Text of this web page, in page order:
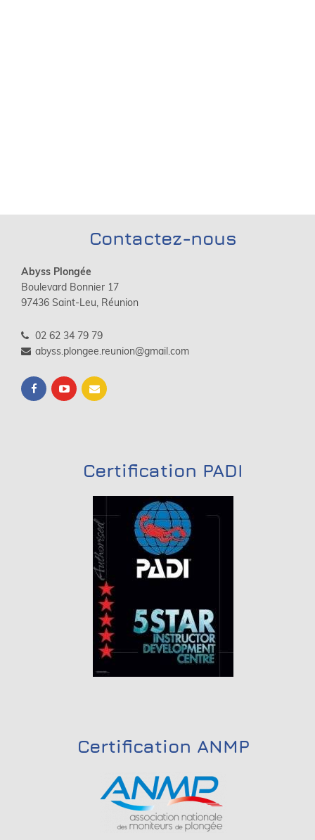
Contactez-nous
Abyss Plongée
Boulevard Bonnier 17
97436 Saint-Leu, Réunion
02 62 34 79 79
abyss.plongee.reunion@gmail.com
Certification PADI
Certification ANMP